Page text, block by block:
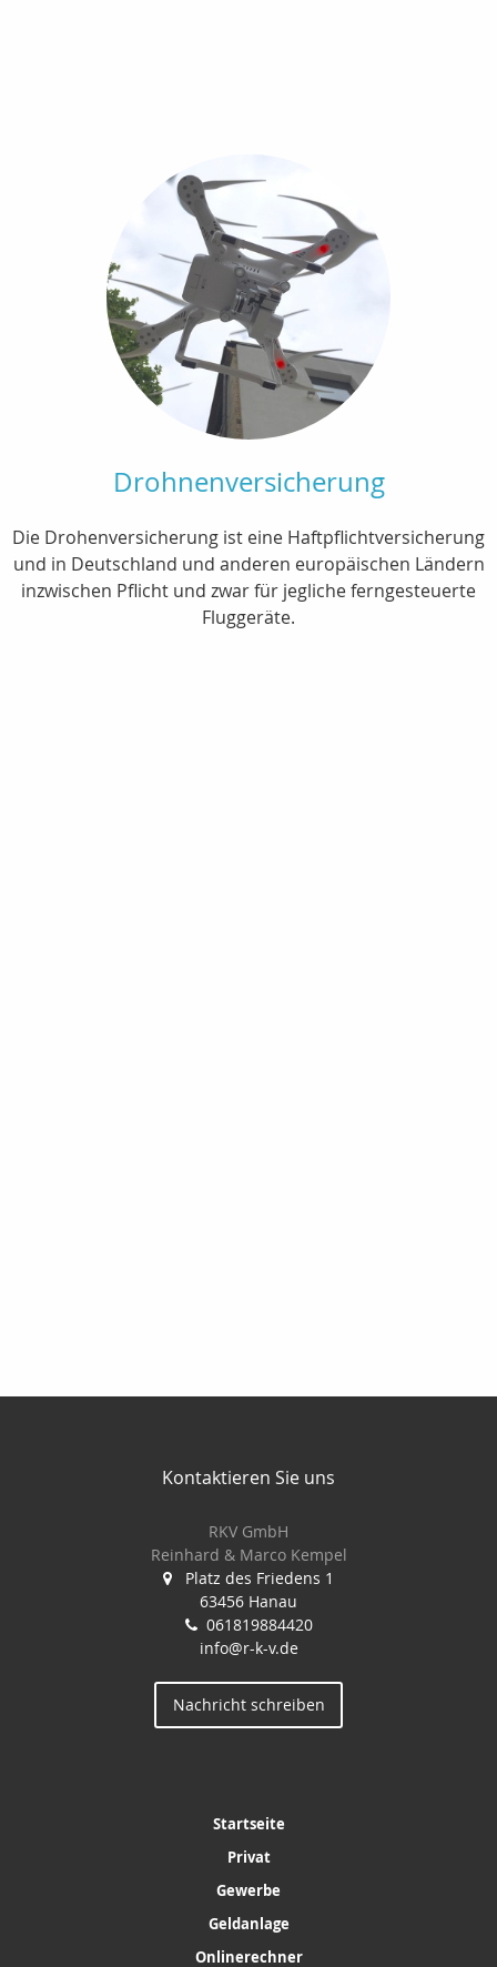
Drohnenversicherung
Die Drohenversicherung ist eine Haftpflichtversicherung
und in Deutschland und anderen europäischen Ländern
inzwischen Pflicht und zwar für jegliche ferngesteuerte
Fluggeräte.
Kontaktieren Sie uns
RKV GmbH
Reinhard & Marco Kempel
Platz des Friedens 1
63456 Hanau
061819884420
info@r-k-v.de
Nachricht schreiben
Startseite
Privat
Gewerbe
Geldanlage
Onlinerechner